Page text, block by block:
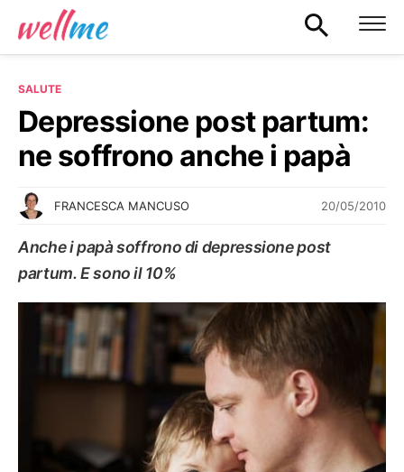
SALUTE
Depressione post partum:
ne soffrono anche i papà
FRANCESCA MANCUSO 20/05/2010
Anche i papà soffrono di depressione post
partum. E sono il 10%
SALUTE